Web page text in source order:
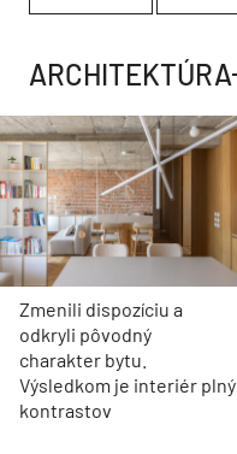
ARCHITEKTÚRA
Zmenili dispozíciu a
odkryli pôvodný
charakter bytu.
Výsledkom je interiér plný
kontrastov